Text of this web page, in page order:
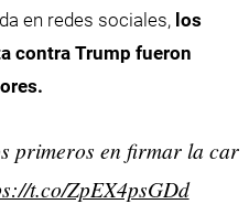
en redes sociales, los
contra Trump fueron
primeros en firmar la
t.co/ZpEX4psGDd